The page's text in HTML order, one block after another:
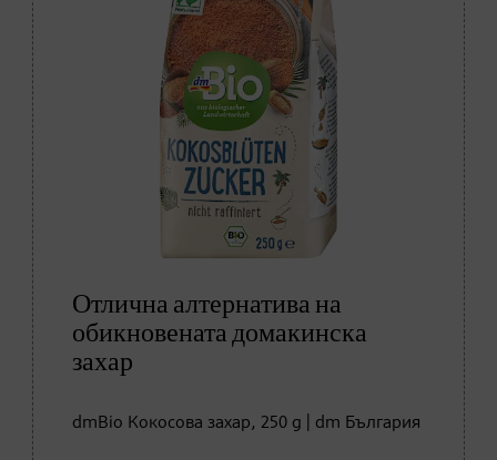
Отлична алтернатива на
обикновената домакинска
захар
dmBio Кокосова захар, 250 g | dm България